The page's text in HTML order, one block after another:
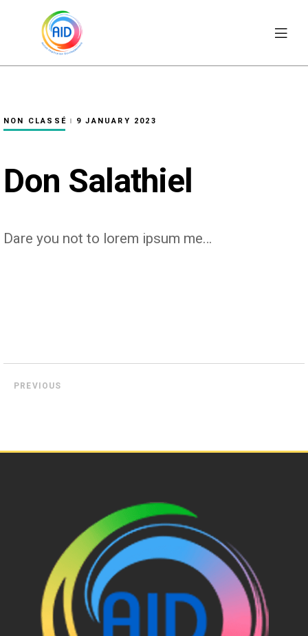
NON CLASSÉ 9 JANUARY 2023
Don Salathiel
Dare you not to lorem ipsum me…
PREVIOUS